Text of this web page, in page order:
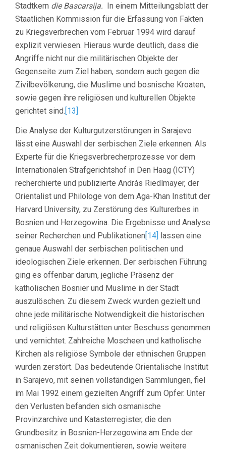
Stadtkern die Bascarsija. In einem Mitteilungsblatt der
Staatlichen Kommission für die Erfassung von Fakten
zu Kriegsverbrechen vom Februar 1994 wird darauf
explizit verwiesen. Hieraus wurde deutlich, dass die
Angriffe nicht nur die militärischen Objekte der
Gegenseite zum Ziel haben, sondern auch gegen die
Zivilbevölkerung, die Muslime und bosnische Kroaten,
sowie gegen ihre religiösen und kulturellen Objekte
gerichtet sind.[13]
Die Analyse der Kulturgutzerstörungen in Sarajevo
lässt eine Auswahl der serbischen Ziele erkennen. Als
Experte für die Kriegsverbrecherprozesse vor dem
Internationalen Strafgerichtshof in Den Haag (ICTY)
recherchierte und publizierte András Riedlmayer, der
Orientalist und Philologe von dem Aga-Khan Institut der
Harvard University, zu Zerstörung des Kulturerbes in
Bosnien und Herzegowina. Die Ergebnisse und Analyse
seiner Recherchen und Publikationen[14] lassen eine
genaue Auswahl der serbischen politischen und
ideologischen Ziele erkennen. Der serbischen Führung
ging es offenbar darum, jegliche Präsenz der
katholischen Bosnier und Muslime in der Stadt
auszulöschen. Zu diesem Zweck wurden gezielt und
ohne jede militärische Notwendigkeit die historischen
und religiösen Kulturstätten unter Beschuss genommen
und vernichtet. Zahlreiche Moscheen und katholische
Kirchen als religiöse Symbole der ethnischen Gruppen
wurden zerstört. Das bedeutende Orientalische Institut
in Sarajevo, mit seinen vollständigen Sammlungen, fiel
im Mai 1992 einem gezielten Angriff zum Opfer. Unter
den Verlusten befanden sich osmanische
Provinzarchive und Katasterregister, die den
Grundbesitz in Bosnien-Herzegowina am Ende der
osmanischen Zeit dokumentieren, sowie weitere